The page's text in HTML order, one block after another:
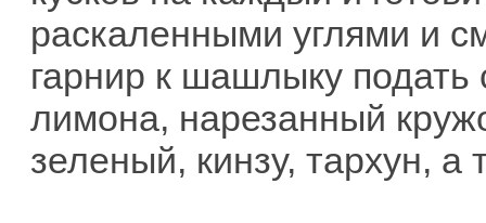
раскаленными углями и
гарнир к шашлыку
лимона, нарезанный
зеленый, кинзу, тархун,